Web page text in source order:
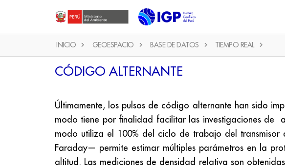
INICIO GEOESPACIO BASE DE DATOS TIEMPO REAL
CÓDIGO ALTERNANTE
Últimamente, los pulsos de código alternante han sido
modo tiene por finalidad facilitar las investigaciones de
modo utiliza el 100% del ciclo de trabajo del transmisor
Faraday— permite estimar múltiples parámetros en la
altitud. Las mediciones de densidad relativa son